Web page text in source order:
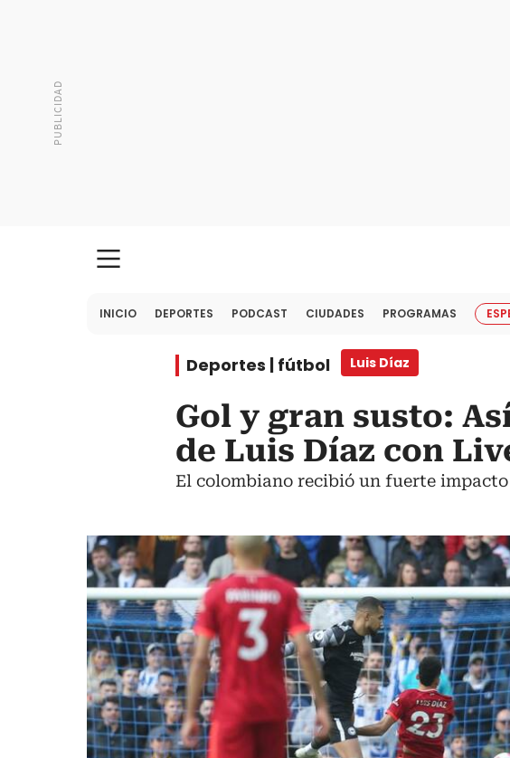
INICIO DEPORTES PODCAST CIUDADES PROGRAMAS
Deportes | fútbol Luis Díaz
Gol y gran susto:
de Luis Díaz con
El colombiano recibió un fuerte